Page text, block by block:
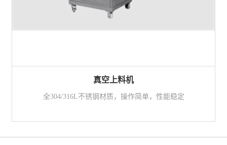
真空上料机
全304/316L不锈钢材质，操作简单，性能稳定